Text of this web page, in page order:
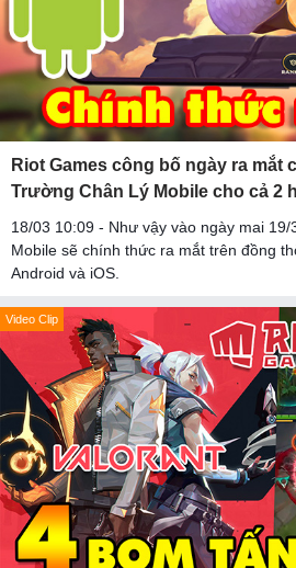
Riot Games công bố ngày ra mắt
Trường Chân Lý Mobile cho cả 2
18/03 10:09 - Như vậy vào ngày mai
Mobile sẽ chính thức ra mắt trên đồng
Android và iOS.
Video Clip